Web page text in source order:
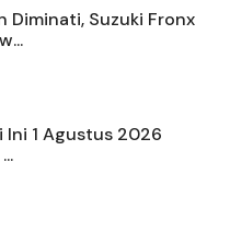
Diminati, Suzuki Fronx
Ini 1 Agustus 2026